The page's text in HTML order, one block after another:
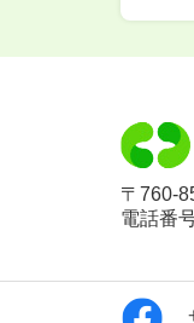
〒760-
電話番